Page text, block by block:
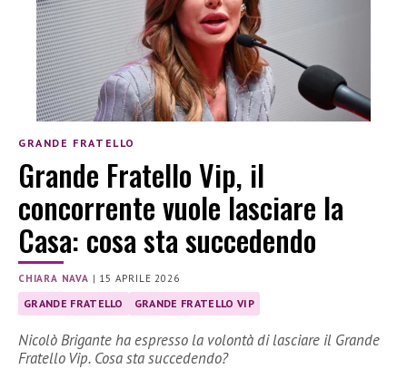
GRANDE FRATELLO
Grande Fratello Vip, il
concorrente vuole lasciare la
Casa: cosa sta succedendo
CHIARA NAVA | 15 APRILE 2026
GRANDE FRATELLO GRANDE FRATELLO VIP
Nicolò Brigante ha espresso la volontà di lasciare il Grande
Fratello Vip. Cosa sta succedendo?